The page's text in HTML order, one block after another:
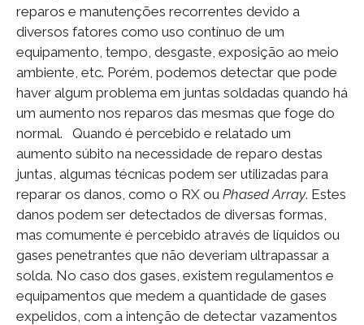
reparos e manutenções recorrentes devido a
diversos fatores como uso contínuo de um
equipamento, tempo, desgaste, exposição ao meio
ambiente, etc. Porém, podemos detectar que pode
haver algum problema em juntas soldadas quando há
um aumento nos reparos das mesmas que foge do
normal. Quando é percebido e relatado um
aumento súbito na necessidade de reparo destas
juntas, algumas técnicas podem ser utilizadas para
reparar os danos, como o RX ou Phased Array. Estes
danos podem ser detectados de diversas formas,
mas comumente é percebido através de líquidos ou
gases penetrantes que não deveriam ultrapassar a
solda. No caso dos gases, existem regulamentos e
equipamentos que medem a quantidade de gases
expelidos, com a intenção de detectar vazamentos